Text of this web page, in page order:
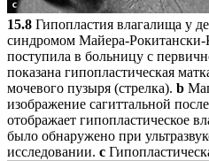
15.8 Гипопластия влагалища у
синдромом Майера-
поступила в больницу с
показана гипопластическая
мочевого пузыря (стрелка). b
изображение сагиттальной
отображает гипопластическое
было обнаружено при
исследовании. c